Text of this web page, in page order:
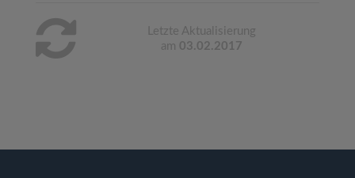
Letzte Aktualisierung
am 03.02.2017